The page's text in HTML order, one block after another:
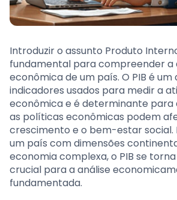
Introduzir o assunto Produto
fundamental para compreender a
econômica de um país. O PIB é um
indicadores usados para medir a
econômica e é determinante
as políticas econômicas podem
crescimento e o bem-estar social.
um país com dimensões
economia complexa, o PIB se
crucial para a análise
fundamentada.